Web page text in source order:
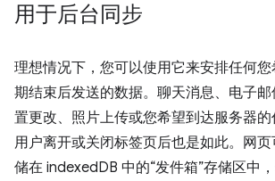
用于后台同步
理想情况下，您可以使用它来安排任何
期结束后发送的数据。聊天消息、电子
置更改、照片上传或您希望到达服务器
用户离开或关闭标签页后也是如此。网
储在 indexedDB 中的“发件箱”存储区中